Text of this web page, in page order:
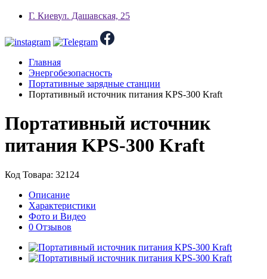
Г. Киевул. Дашавская, 25
Главная
Энергобезопасность
Портативные зарядные станции
Портативный источник питания KPS-300 Kraft
Портативный источник
питания KPS-300 Kraft
Код Товара: 32124
Описание
Характеристики
Фото и Видео
0 Отзывов